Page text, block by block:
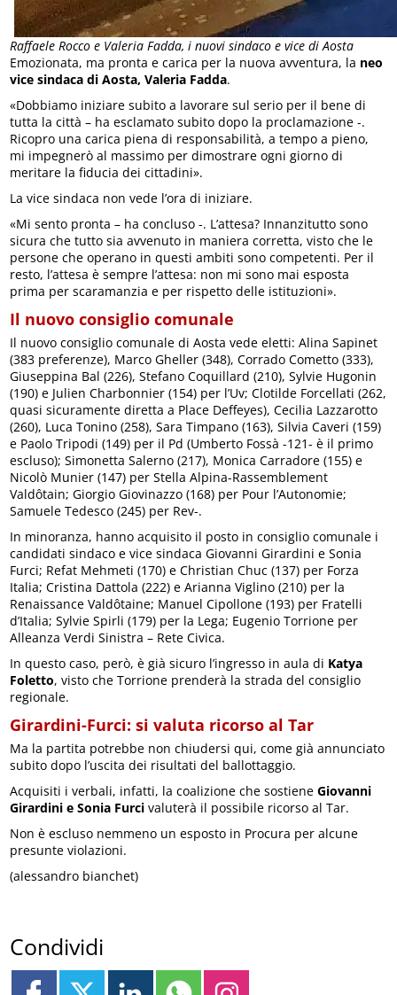
Raffaele Rocco e Valeria Fadda, i nuovi sindaco e vice di Aosta
Emozionata, ma pronta e carica per la nuova avventura, la neo
vice sindaca di Aosta, Valeria Fadda.
«Dobbiamo iniziare subito a lavorare sul serio per il bene di
tutta la città – ha esclamato subito dopo la proclamazione -.
Ricopro una carica piena di responsabilità, a tempo a pieno,
mi impegnerò al massimo per dimostrare ogni giorno di
meritare la fiducia dei cittadini».
La vice sindaca non vede l’ora di iniziare.
«Mi sento pronta – ha concluso -. L’attesa? Innanzitutto sono
sicura che tutto sia avvenuto in maniera corretta, visto che le
persone che operano in questi ambiti sono competenti. Per il
resto, l’attesa è sempre l’attesa: non mi sono mai esposta
prima per scaramanzia e per rispetto delle istituzioni».
Il nuovo consiglio comunale
Il nuovo consiglio comunale di Aosta vede eletti: Alina Sapinet
(383 preferenze), Marco Gheller (348), Corrado Cometto (333),
Giuseppina Bal (226), Stefano Coquillard (210), Sylvie Hugonin
(190) e Julien Charbonnier (154) per l’Uv; Clotilde Forcellati (262,
quasi sicuramente diretta a Place Deffeyes), Cecilia Lazzarotto
(260), Luca Tonino (258), Sara Timpano (163), Silvia Caveri (159)
e Paolo Tripodi (149) per il Pd (Umberto Fossà -121- è il primo
escluso); Simonetta Salerno (217), Monica Carradore (155) e
Nicolò Munier (147) per Stella Alpina-Rassemblement
Valdôtain; Giorgio Giovinazzo (168) per Pour l’Autonomie;
Samuele Tedesco (245) per Rev-.
In minoranza, hanno acquisito il posto in consiglio comunale i
candidati sindaco e vice sindaca Giovanni Girardini e Sonia
Furci; Refat Mehmeti (170) e Christian Chuc (137) per Forza
Italia; Cristina Dattola (222) e Arianna Viglino (210) per la
Renaissance Valdôtaine; Manuel Cipollone (193) per Fratelli
d’Italia; Sylvie Spirli (179) per la Lega; Eugenio Torrione per
Alleanza Verdi Sinistra – Rete Civica.
In questo caso, però, è già sicuro l’ingresso in aula di Katya
Foletto, visto che Torrione prenderà la strada del consiglio
regionale.
Girardini-Furci: si valuta ricorso al Tar
Ma la partita potrebbe non chiudersi qui, come già annunciato
subito dopo l’uscita dei risultati del ballottaggio.
Acquisiti i verbali, infatti, la coalizione che sostieneGiovanni
Girardini e Sonia Furci valuterà il possibile ricorso al Tar.
Non è escluso nemmeno un esposto in Procura per alcune
presunte violazioni.
(alessandro bianchet)
Condividi